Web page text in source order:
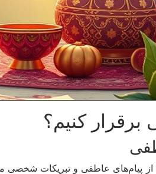
کنیم؟
از پیام‌های عاطفی و تبریکات شخصی